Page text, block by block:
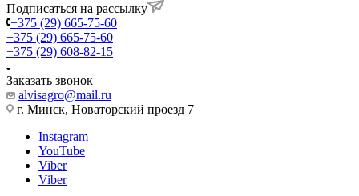
Подписаться на рассылку
+375 (29) 665-75-60
+375 (29) 665-75-60
+375 (29) 608-82-15
Заказать звонок
alvisagro@mail.ru
г. Минск, Новаторский проезд 7
Instagram
YouTube
Viber
Viber